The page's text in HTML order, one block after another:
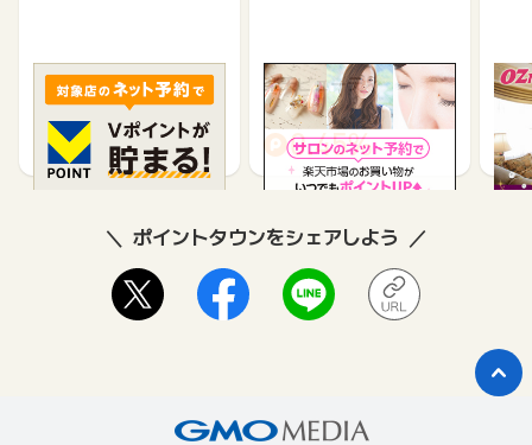
食べログ
85
楽天ビューティ
0.45%
「
ル）
ービ
ポイントタウンをシェアしよう